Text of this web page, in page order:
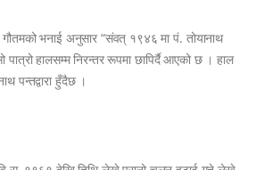
गौतमको भनाई अनुसार “संवत् १९४६ मा पं. तोयानाथ
पात्रो हालसम्म निरन्तर रूपमा छापिर्दै आएको छ । हाल
पन्तद्वारा हुँदैछ ।